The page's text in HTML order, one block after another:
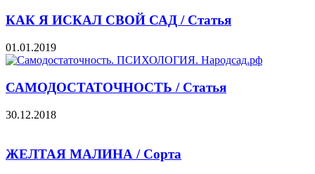
КАК Я ИСКАЛ СВОЙ САД / Статья
01.01.2019
САМОДОСТАТОЧНОСТЬ / Статья
30.12.2018
ЖЕЛТАЯ МАЛИНА / Сорта